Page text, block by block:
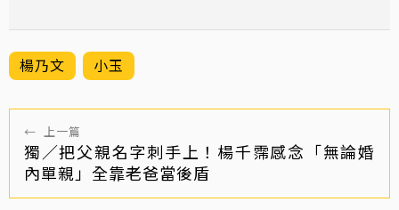
楊乃文 小玉
← 上一篇
獨／把父親名字刺手上！楊千霈感念「無論婚
內單親」全靠老爸當後盾